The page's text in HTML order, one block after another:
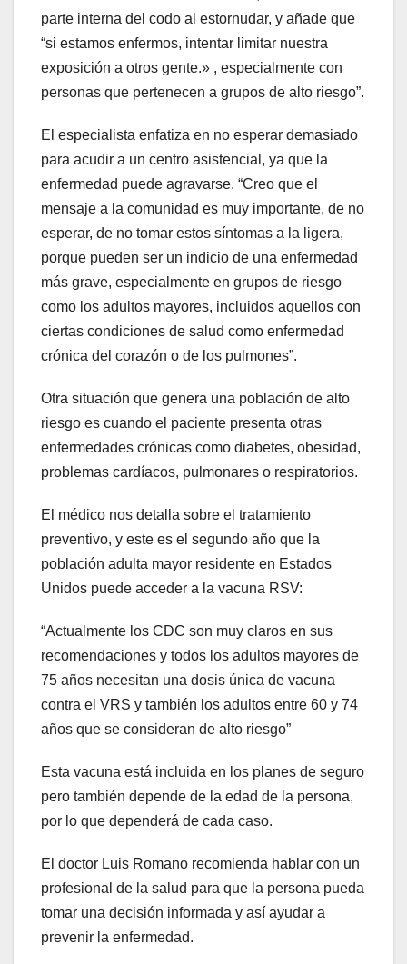
parte interna del codo al estornudar, y añade que
“si estamos enfermos, intentar limitar nuestra
exposición a otros gente.» , especialmente con
personas que pertenecen a grupos de alto riesgo”.
El especialista enfatiza en no esperar demasiado
para acudir a un centro asistencial, ya que la
enfermedad puede agravarse. “Creo que el
mensaje a la comunidad es muy importante, de no
esperar, de no tomar estos síntomas a la ligera,
porque pueden ser un indicio de una enfermedad
más grave, especialmente en grupos de riesgo
como los adultos mayores, incluidos aquellos con
ciertas condiciones de salud como enfermedad
crónica del corazón o de los pulmones”.
Otra situación que genera una población de alto
riesgo es cuando el paciente presenta otras
enfermedades crónicas como diabetes, obesidad,
problemas cardíacos, pulmonares o respiratorios.
El médico nos detalla sobre el tratamiento
preventivo, y este es el segundo año que la
población adulta mayor residente en Estados
Unidos puede acceder a la vacuna RSV:
“Actualmente los CDC son muy claros en sus
recomendaciones y todos los adultos mayores de
75 años necesitan una dosis única de vacuna
contra el VRS y también los adultos entre 60 y 74
años que se consideran de alto riesgo”
Esta vacuna está incluida en los planes de seguro
pero también depende de la edad de la persona,
por lo que dependerá de cada caso.
El doctor Luis Romano recomienda hablar con un
profesional de la salud para que la persona pueda
tomar una decisión informada y así ayudar a
prevenir la enfermedad.